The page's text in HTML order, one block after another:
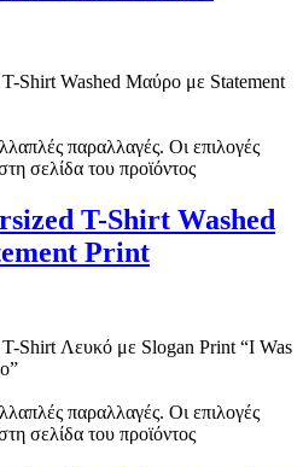
παραλλαγές. Οι επιλογές
σελίδα του προϊόντος
T-Shirt Washed
Print
παραλλαγές. Οι επιλογές
σελίδα του προϊόντος